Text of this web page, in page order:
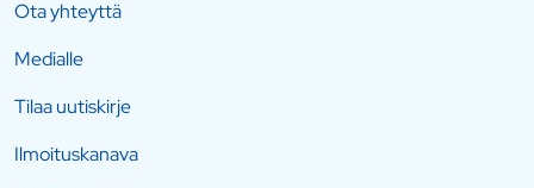
Ota yhteyttä
Medialle
Tilaa uutiskirje
Ilmoituskanava